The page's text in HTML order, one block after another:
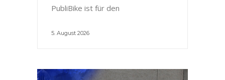
PubliBike ist für den
5. August 2026